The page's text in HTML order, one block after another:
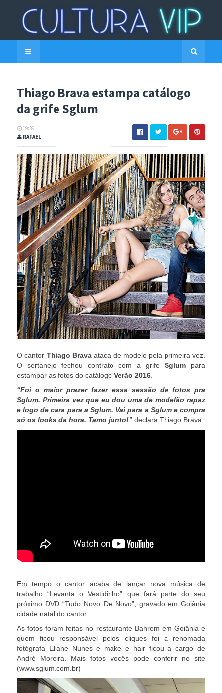
Thiago Brava estampa catálogo
da grife Sglum
19:39
RAFAEL
O cantor Thiago Brava ataca de modelo pela primeira vez.
O sertanejo fechou contrato com a grife Sglum para
estampar as fotos do catálogo Verão 2016
“Foi o maior prazer fazer essa sessão de fotos pra
Sglum. Primeira vez que eu dou uma de modelão rapaz
e logo de cara para a Sglum. Vai para a Sglum e compra
só os looks da hora. Tamo junto!” declara Thiago Brava.
Em tempo o cantor acaba de lançar nova música de
trabalho “Levanta o Vestidinho” que fará parte do seu
próximo DVD “Tudo Novo De Novo”, gravado em Goiânia
cidade natal do cantor.
As fotos foram feitas no restaurante Bahrem em Goiânia e
quem ficou responsável pelos cliques foi a renomada
fotógrafa Eliane Nunes e make e hair ficou a cargo de
André Moreira. Mais fotos vocês pode conferir no site
(www.sglum.com.br)